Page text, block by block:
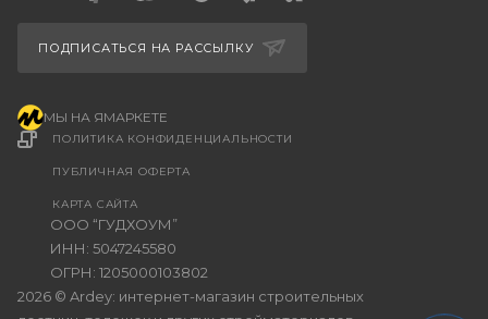
2026 © Ardey: интернет-магазин строительных
ООО “ГУДХОУМ”
ИНН: 5047245580
ОГРН: 1205000103802
ПОЛИТИКА КОНФИДЕНЦИАЛЬНОСТИ
ПУБЛИЧНАЯ ОФЕРТА
КАРТА САЙТА
ПОДПИСАТЬСЯ НА РАССЫЛКУ
МЫ НА ЯМАРКЕТЕ